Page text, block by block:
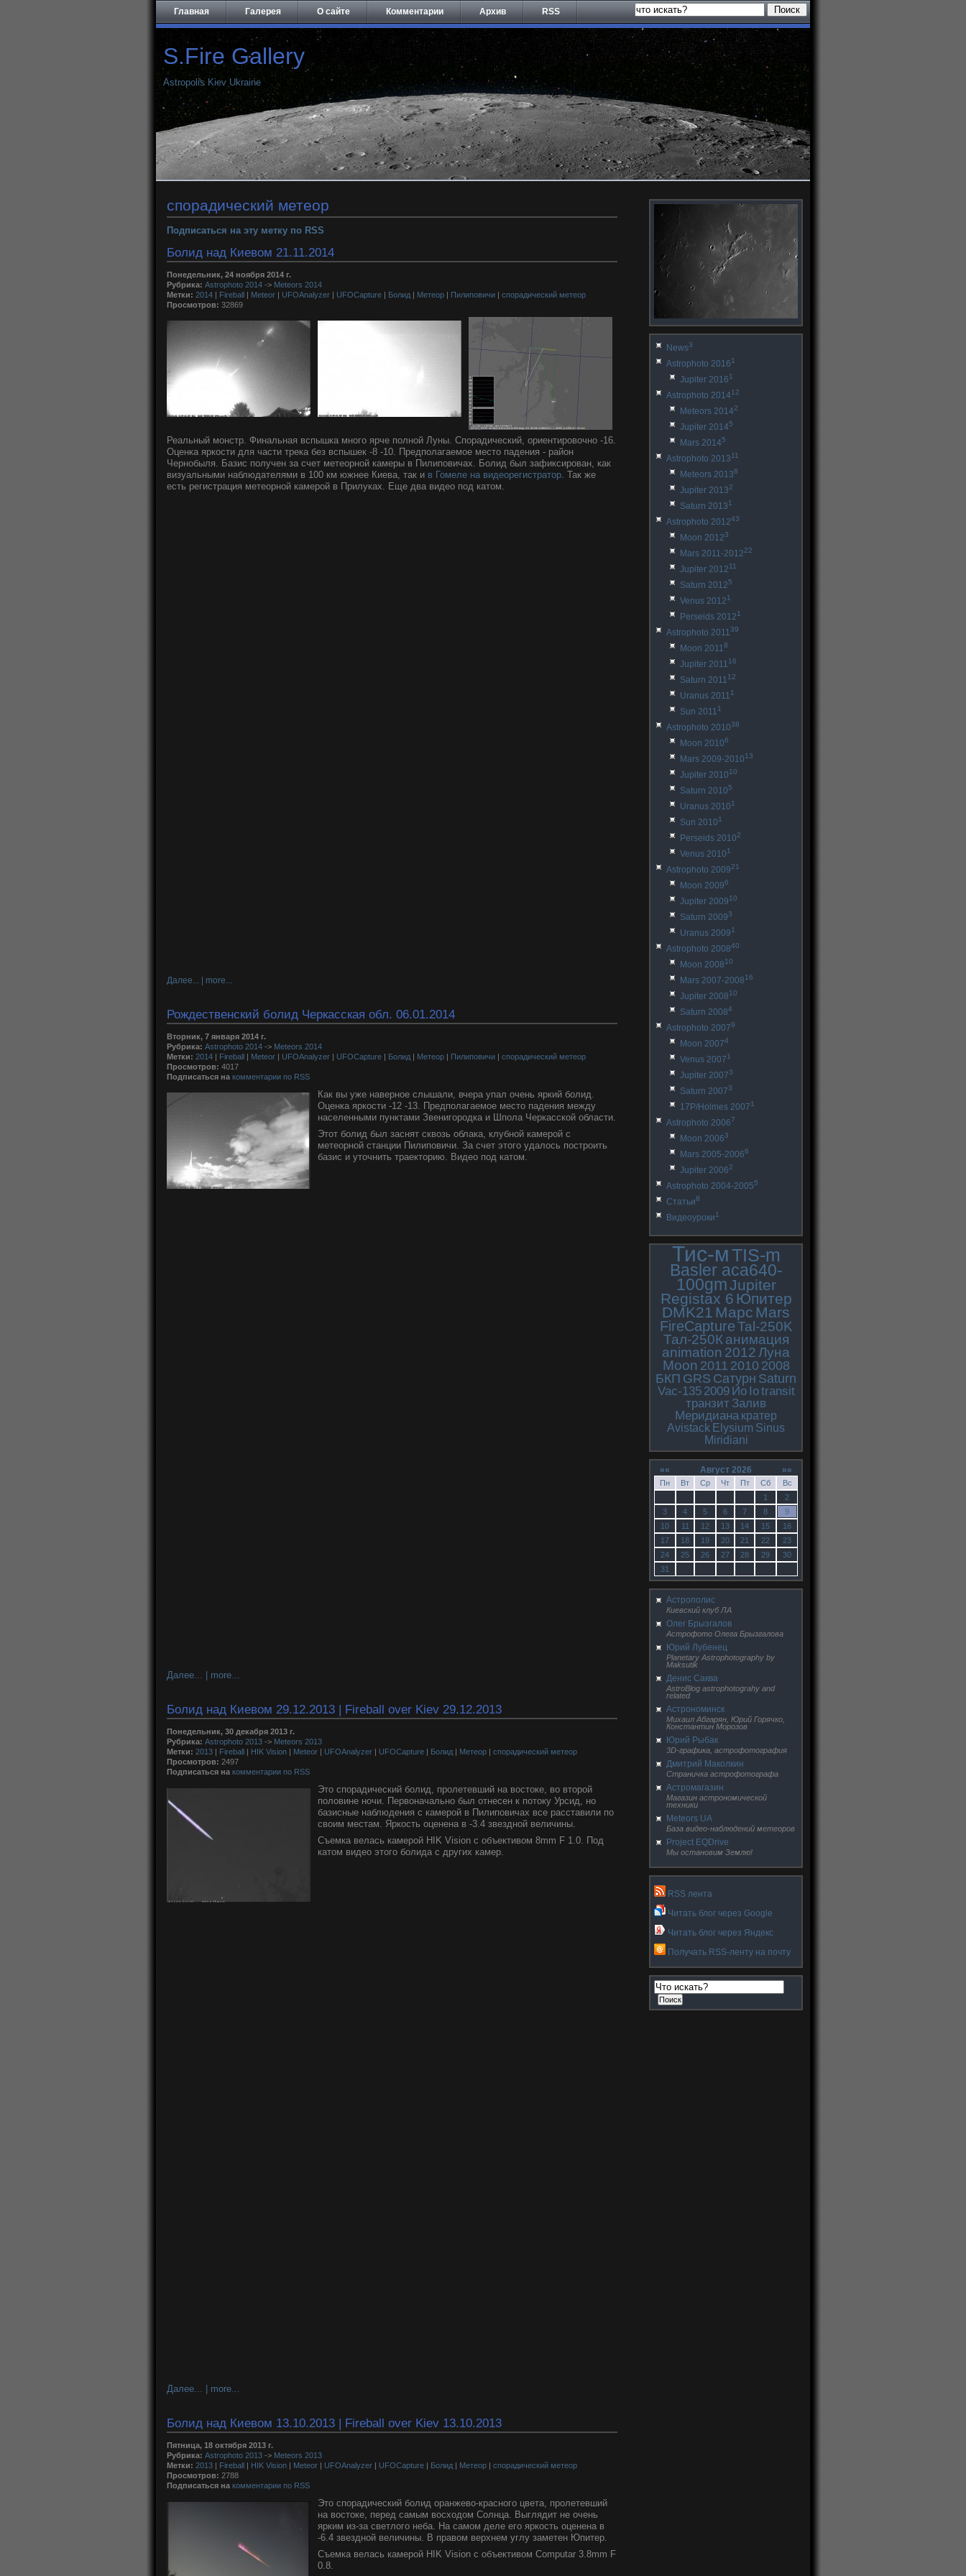
Главная Галерея О сайте Комментарии Архив RSS
S.Fire Gallery
Astropolis Kiev Ukraine
спорадический метеор
Подписаться на эту метку по RSS
Болид над Киевом 21.11.2014
Понедельник, 24 ноября 2014 г.
Рубрика: Astrophoto 2014 -> Meteors 2014
Метки: 2014 | Fireball | Meteor | UFOAnalyzer | UFOCapture | Болид | Метеор | Пилиповичи | спорадический метеор
Просмотров: 32869
Реальный монстр. Финальная вспышка много ярче полной Луны. Спорадический, ориентировочно -16.
Оценка яркости для части трека без вспышек -8 -10. Предполагаемое место падения - район
Чернобыля. Базис получен за счет метеорной камеры в Пилиповичах. Болид был зафиксирован, как
визуальными наблюдателями в 100 км южнее Киева, так и в Гомеле на видеорегистратор. Так же
есть регистрация метеорной камерой в Прилуках. Еще два видео под катом.
Далее... | more...
Рождественский болид Черкасская обл. 06.01.2014
Вторник, 7 января 2014 г.
Рубрика: Astrophoto 2014 -> Meteors 2014
Метки: 2014 | Fireball | Meteor | UFOAnalyzer | UFOCapture | Болид | Метеор | Пилиповичи | спорадический метеор
Просмотров: 4017
Подписаться на комментарии по RSS
Как вы уже наверное слышали, вчера упал очень яркий болид.
Оценка яркости -12 -13. Предполагаемое место падения между
населенными пунктами Звенигородка и Шпола Черкасской области.
Этот болид был заснят сквозь облака, клубной камерой с
метеорной станции Пилиповичи. За счет этого удалось построить
базис и уточнить траекторию. Видео под катом.
Далее... | more...
Болид над Киевом 29.12.2013 | Fireball over Kiev 29.12.2013
Понедельник, 30 декабря 2013 г.
Рубрика: Astrophoto 2013 -> Meteors 2013
Метки: 2013 | Fireball | HIK Vision | Meteor | UFOAnalyzer | UFOCapture | Болид | Метеор | спорадический метеор
Просмотров: 2497
Подписаться на комментарии по RSS
Это спорадический болид, пролетевший на востоке, во второй
половине ночи. Первоначально был отнесен к потоку Урсид, но
базисные наблюдения с камерой в Пилиповичах все расставили по
своим местам. Яркость оценена в -3.4 звездной величины.
Съемка велась камерой HIK Vision с объективом 8mm F 1.0. Под
катом видео этого болида с других камер.
Далее... | more...
Болид над Киевом 13.10.2013 | Fireball over Kiev 13.10.2013
Пятница, 18 октября 2013 г.
Рубрика: Astrophoto 2013 -> Meteors 2013
Метки: 2013 | Fireball | HIK Vision | Meteor | UFOAnalyzer | UFOCapture | Болид | Метеор | спорадический метеор
Просмотров: 2788
Подписаться на комментарии по RSS
Это спорадический болид оранжево-красного цвета, пролетевший
на востоке, перед самым восходом Солнца. Выглядит не очень
ярким из-за светлого неба. На самом деле его яркость оценена в
-6.4 звездной величины. В правом верхнем углу заметен Юпитер.
Съемка велась камерой HIK Vision с объективом Computar 3.8mm F
0.8.
News3
Astrophoto 20161
Jupiter 20161
Astrophoto 201412
Meteors 20142
Jupiter 20145
Mars 20145
Astrophoto 201311
Meteors 20138
Jupiter 20132
Saturn 20131
Astrophoto 201243
Moon 20123
Mars 2011-201222
Jupiter 201211
Saturn 20125
Venus 20121
Perseids 20121
Astrophoto 201139
Moon 20118
Jupiter 201116
Saturn 201112
Uranus 20111
Sun 20111
Astrophoto 201038
Moon 20106
Mars 2009-201013
Jupiter 201010
Saturn 20105
Uranus 20101
Sun 20101
Perseids 20102
Venus 20101
Astrophoto 200921
Moon 20096
Jupiter 200910
Saturn 20093
Uranus 20091
Astrophoto 200840
Moon 200810
Mars 2007-200816
Jupiter 200810
Saturn 20084
Astrophoto 20079
Moon 20074
Venus 20071
Jupiter 20073
Saturn 20073
17P/Holmes 20071
Astrophoto 20067
Moon 20063
Mars 2005-20066
Jupiter 20062
Astrophoto 2004-20055
Статьи8
Видеоуроки1
Тис-мTIS-m
Basler aca640-
100gmJupiter
Registax 6 Юпитер
DMK21 Марс Mars
FireCaptureTal-250K
Тал-250К анимация
animation 2012Луна
Moon 2011 2010 2008
БКП GRS Сатурн Saturn
Vac-135 2009 Ио Iotransit
транзит Залив
Меридиана кратер
Avistack Elysium Sinus
Miridiani
«« Август 2026 »»
Пн Вт Ср Чт Пт Сб
Вс
1
2
3
4 5 6 7 8
9
10
11 12 13 14 15
16
17
18 19 20 21 22
23
24
25 26 27 28 29
30
31
Астрополис
Киевский клуб ЛА
Олег Брызгалов
Астрофото Олега Брызгалова
Юрий Лубенец
Planetary Astrophotography by
Maksutik
Денис Саква
AstroBlog astrophotograhy and
related
Астрономинск
Михаил Абгарян, Юрий Горячко,
Константин Морозов
Юрий Рыбак
3D-графика, астрофотография
Дмитрий Маколкин
Страничка астрофотографа
Астромагазин
Магазин астрономической
техники
Meteors UA
База видео-наблюдений метеоров
Project EQDrive
Мы остановим Землю!
RSS лента
Читать блог через Google
Читать блог через Яндекс
Получать RSS-ленту на почту